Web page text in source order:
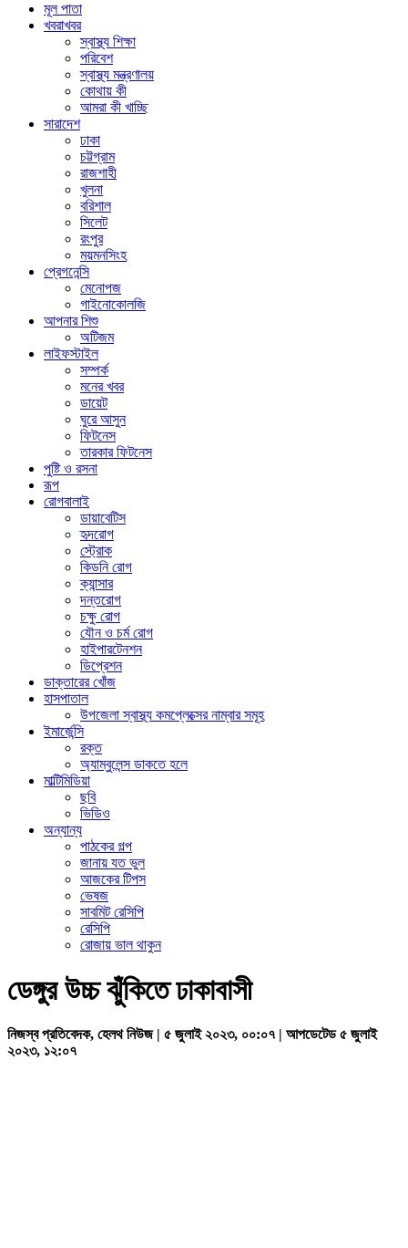
মূল পাতা
খবরাখবর
স্বাস্থ্য শিক্ষা
পরিবেশ
স্বাস্থ্য মন্ত্রণালয়
কোথায় কী
আমরা কী খাচ্ছি
সারাদেশ
ঢাকা
চট্টগ্রাম
রাজশাহী
খুলনা
বরিশাল
সিলেট
রংপুর
ময়মনসিংহ
প্রেগনেন্সি
মেনোপজ
গাইনোকোলজি
আপনার শিশু
অটিজম
লাইফস্টাইল
সম্পর্ক
মনের খবর
ডায়েট
ঘুরে আসুন
ফিটনেস
তারকার ফিটনেস
পুষ্টি ও রসনা
রূপ
রোগবালাই
ডায়াবেটিস
হৃদরোগ
স্ট্রোক
কিডনি রোগ
ক্যান্সার
দন্তরোগ
চক্ষু রোগ
যৌন ও চর্ম রোগ
হাইপারটেনশন
ডিপ্রেশন
ডাক্তারের খোঁজ
হাসপাতাল
উপজেলা স্বাস্থ্য কমপ্লেক্সের নাম্বার সমূহ
ইমার্জেন্সি
রক্ত
অ্যাম্বুলেন্স ডাকতে হলে
মাল্টিমিডিয়া
ছবি
ভিডিও
অন্যান্য
পাঠকের গল্প
জানায় যত ভুল
আজকের টিপস
ভেষজ
সাবমিট রেসিপি
রেসিপি
রোজায় ভাল থাকুন
ডেঙ্গুর উচ্চ ঝুঁকিতে ঢাকাবাসী
নিজস্ব প্রতিবেদক, হেলথ নিউজ | ৫ জুলাই ২০২৩, ০০:০৭ | আপডেটেড ৫ জুলাই
২০২৩, ১২:০৭